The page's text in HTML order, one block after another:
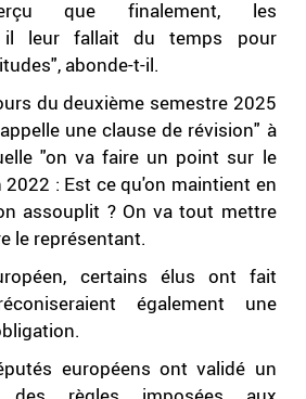
que finalement, les
il leur fallait du temps pour
abonde-t-il.
du deuxième semestre 2025
une clause de révision" à
"on va faire un point sur le
: Est ce qu'on maintient en
assouplit ? On va tout mettre
le représentant.
certains élus ont fait
également une
européens ont validé un